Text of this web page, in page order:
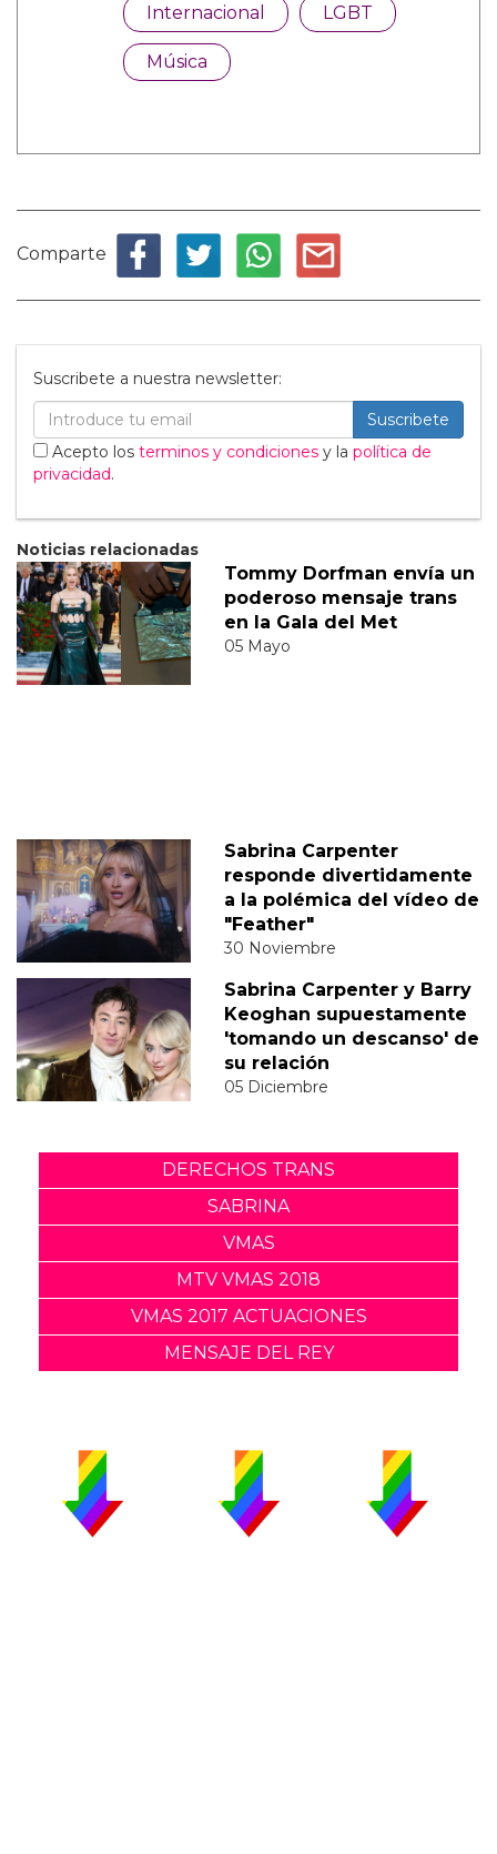
Internacional LGBT
Música
Comparte
Suscribete a nuestra newsletter:
Suscribete
Acepto los terminos y condiciones y la política de
privacidad.
Noticias relacionadas
Tommy Dorfman envía un
poderoso mensaje trans
en la Gala del Met
05 Mayo
Sabrina Carpenter
responde divertidamente
a la polémica del vídeo de
"Feather"
30 Noviembre
Sabrina Carpenter y Barry
Keoghan supuestamente
'tomando un descanso' de
su relación
05 Diciembre
DERECHOS TRANS
SABRINA
VMAS
MTV VMAS 2018
VMAS 2017 ACTUACIONES
MENSAJE DEL REY